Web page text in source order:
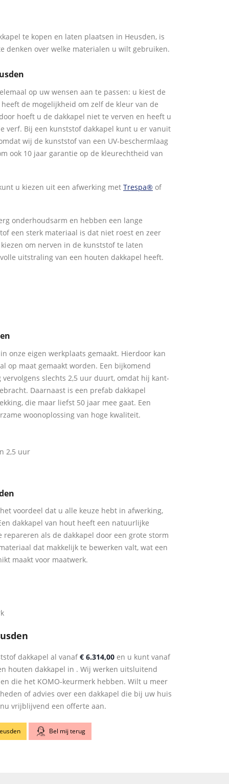
te kopen en laten plaatsen in Heusden, is
denken over welke materialen u wilt gebruiken.
op uw wensen aan te passen: u kiest de
de mogelijkheid om zelf de kleur van de
hoeft u de dakkapel niet te verven en heeft u
verf. Bij een kunststof dakkapel kunt u er vanuit
wij de kunststof van een UV-beschermlaag
ook 10 jaar garantie op de kleurechtheid van
u kiezen uit een afwerking met Trespa® of
onderhoudsarm en hebben een lange
een sterk materiaal is dat niet roest en zeer
om nerven in de kunststof te laten
uitstraling van een houten dakkapel heeft.
onze eigen werkplaats gemaakt. Hierdoor kan
op maat gemaakt worden. Een bijkomend
slechts 2,5 uur duurt, omdat hij kant-
Daarnaast is een prefab dakkapel
die maar liefst 50 jaar mee gaat. Een
woonoplossing van hoge kwaliteit.
2,5 uur
voordeel dat u alle keuze hebt in afwerking,
dakkapel van hout heeft een natuurlijke
als de dakkapel door een grote storm
dat makkelijk te bewerken valt, wat een
maakt voor maatwerk.
dakkapel al vanaf€ 6.314,00 en u kunt vanaf
houten dakkapel in . Wij werken uitsluitend
die het KOMO-keurmerk hebben. Wilt u meer
of advies over een dakkapel die bij uw huis
vrijblijvend een offerte aan.
Bel mij terug